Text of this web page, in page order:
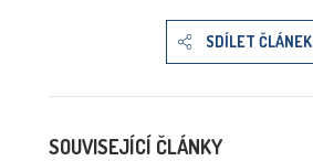
SDÍLET ČLÁNEK
SOUVISEJÍCÍ ČLÁNKY